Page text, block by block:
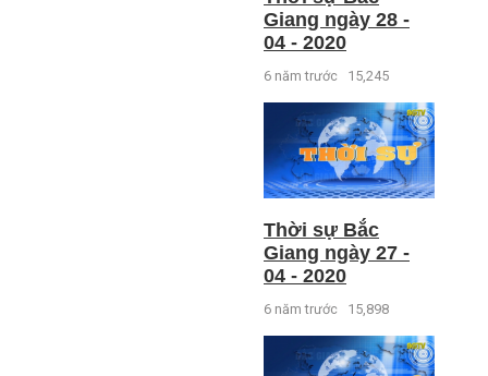
Giang ngày 28 -
04 - 2020
6 năm trước 15,245
Thời sự Bắc
Giang ngày 27 -
04 - 2020
6 năm trước 15,898